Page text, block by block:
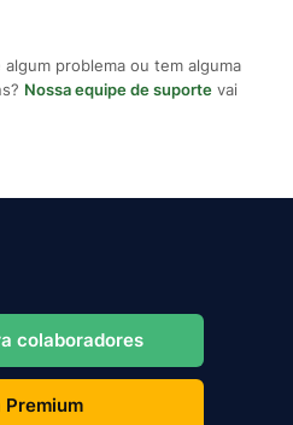
problema ou tem alguma
Nossa equipe de suporte vai
colaboradores
Premium